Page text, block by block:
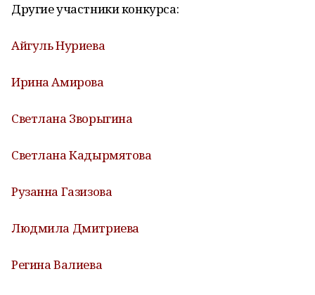
Другие участники конкурса:
Айгуль Нуриева
Ирина Амирова
Светлана Зворыгина
Светлана Кадырмятова
Рузанна Газизова
Людмила Дмитриева
Регина Валиева